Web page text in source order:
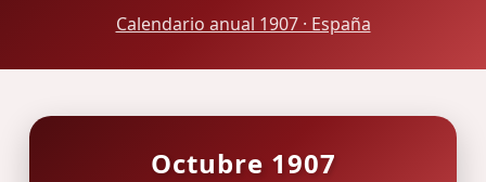
Calendario anual 1907 · España
Octubre 1907